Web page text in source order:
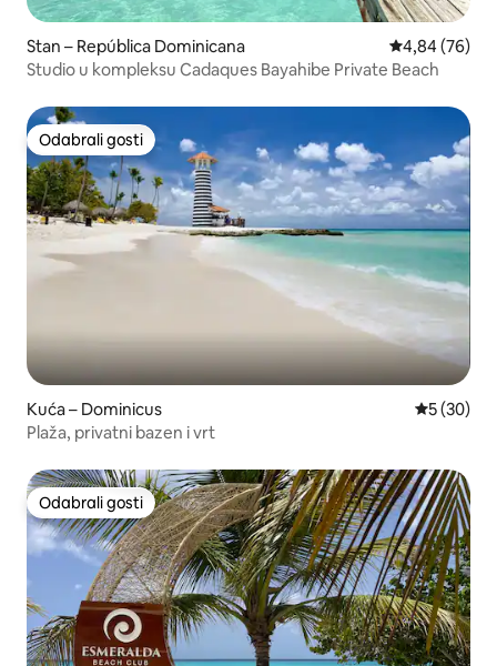
Stan – República Dominicana Prosječna
4,84 (76)
Studio u kompleksu Cadaques Bayahibe Private Beach
Odabrali gosti
Odabrali gosti
Kuća – Dominicus Prosječna
5 (30)
Plaža, privatni bazen i vrt
Odabrali gosti
Odabrali gosti